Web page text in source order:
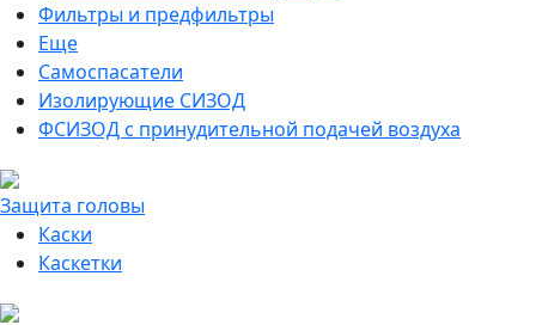
Фильтры и предфильтры
Еще
Самоспасатели
Изолирующие СИЗОД
ФСИЗОД с принудительной подачей воздуха
Защита головы
Каски
Каскетки